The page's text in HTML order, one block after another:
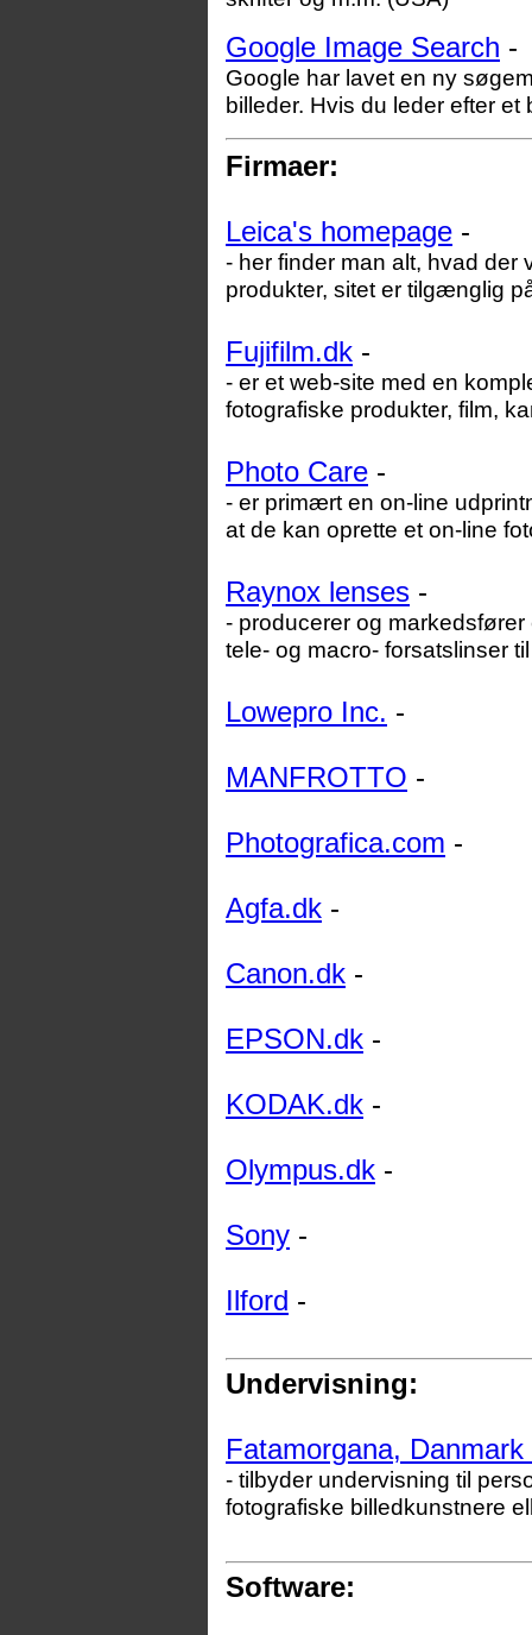
Google Image Search -
Google har lavet en ny
billeder. Hvis du leder efter
Firmaer:
Leica's homepage -
- her finder man alt, hvad
produkter, sitet er tilgænglig
Fujifilm.dk -
- er et web-site med en
fotografiske produkter, film,
Photo Care -
- er primært en on-line
at de kan oprette et on-line
Raynox lenses -
- producerer og
tele- og macro- forsatslinser
Lowepro Inc. -
MANFROTTO -
Photografica.com -
Agfa.dk -
Canon.dk -
EPSON.dk -
KODAK.dk -
Olympus.dk -
Sony -
Ilford -
Undervisning:
Fatamorgana,
- tilbyder undervisning til
fotografiske billedkunstnere
Software: